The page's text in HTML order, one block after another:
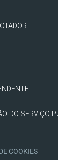
DO SERVIÇO
COOKIES